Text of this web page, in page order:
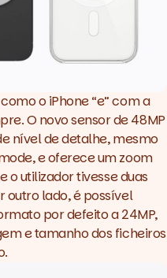
o iPhone “e” com a
O novo sensor de 48MP
nível de detalhe, mesmo
e oferece um zoom
o utilizador tivesse duas
outro lado, é possível
por defeito a 24MP,
e tamanho dos ficheiros